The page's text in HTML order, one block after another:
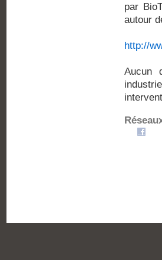
par
autour
http://
Aucun